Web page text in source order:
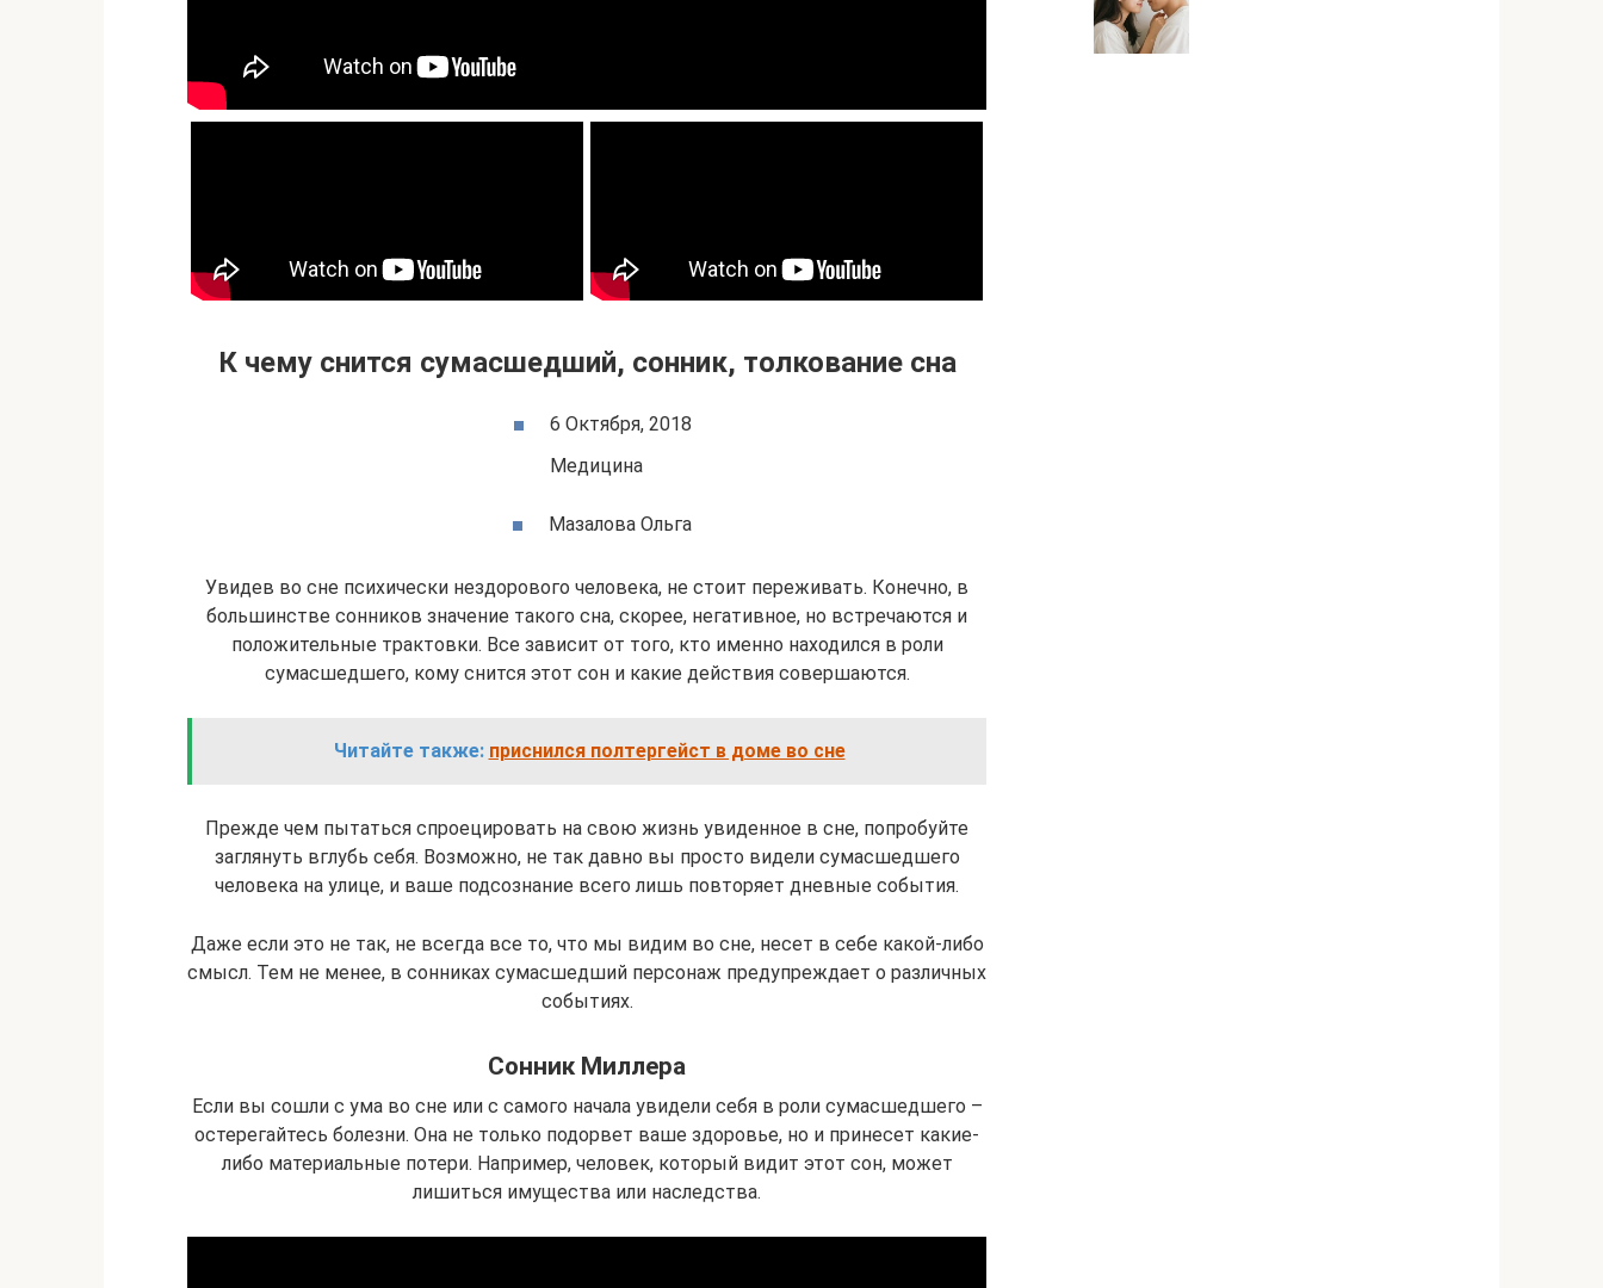
К чему снится сумасшедший, сонник, толкование сна
6 Октября, 2018
Медицина
Мазалова Ольга
Увидев во сне психически нездорового человека, не стоит переживать. Конечно, в
большинстве сонников значение такого сна, скорее, негативное, но встречаются и
положительные трактовки. Все зависит от того, кто именно находился в роли
сумасшедшего, кому снится этот сон и какие действия совершаются.
Читайте также: приснился полтергейст в доме во сне
Прежде чем пытаться спроецировать на свою жизнь увиденное в сне, попробуйте
заглянуть вглубь себя. Возможно, не так давно вы просто видели сумасшедшего
человека на улице, и ваше подсознание всего лишь повторяет дневные события.
Даже если это не так, не всегда все то, что мы видим во сне, несет в себе какой-либо
смысл. Тем не менее, в сонниках сумасшедший персонаж предупреждает о различных
событиях.
Сонник Миллера
Если вы сошли с ума во сне или с самого начала увидели себя в роли сумасшедшего –
остерегайтесь болезни. Она не только подорвет ваше здоровье, но и принесет какие-
либо материальные потери. Например, человек, который видит этот сон, может
лишиться имущества или наследства.